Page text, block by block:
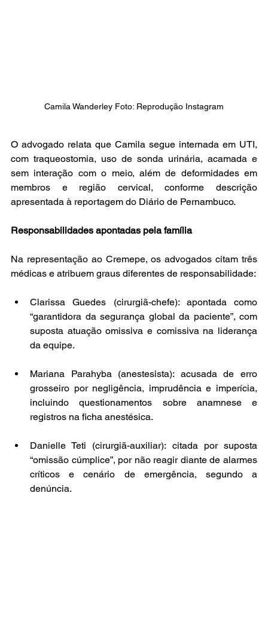
Camila Wanderley Foto: Reprodução Instagram
O advogado relata que Camila segue internada em UTI,
com traqueostomia, uso de sonda urinária, acamada e
sem interação com o meio, além de deformidades em
membros e região cervical, conforme descrição
apresentada à reportagem do Diário de Pernambuco.
Responsabilidades apontadas pela família
Na representação ao Cremepe, os advogados citam três
médicas e atribuem graus diferentes de responsabilidade:
Clarissa Guedes (cirurgiã-chefe): apontada como
“garantidora da segurança global da paciente”, com
suposta atuação omissiva e comissiva na liderança
da equipe.
Mariana Parahyba (anestesista): acusada de erro
grosseiro por negligência, imprudência e imperícia,
incluindo questionamentos sobre anamnese e
registros na ficha anestésica.
Danielle Teti (cirurgiã-auxiliar): citada por suposta
“omissão cúmplice”, por não reagir diante de alarmes
críticos e cenário de emergência, segundo a
denúncia.